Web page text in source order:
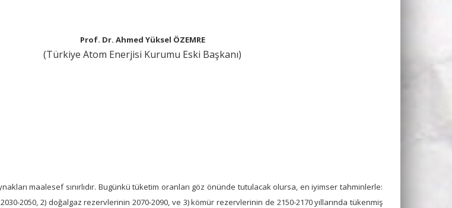
Prof. Dr. Ahmed Yüksel ÖZEMRE
(Türkiye Atom Enerjisi Kurumu Eski Başkanı)
maalesef sınırlıdır. Bugünkü tüketim oranları göz önünde tutulacak olursa, en iyimser tahminlerle:
2050, 2) doğalgaz rezervlerinin 2070-2090, ve 3) kömür rezervlerinin de 2150-2170 yıllarında tükenmiş